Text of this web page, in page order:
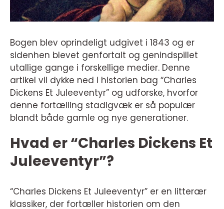
Bogen blev oprindeligt udgivet i 1843 og er
sidenhen blevet genfortalt og genindspillet
utallige gange i forskellige medier. Denne
artikel vil dykke ned i historien bag “Charles
Dickens Et Juleeventyr” og udforske, hvorfor
denne fortælling stadigvæk er så populær
blandt både gamle og nye generationer.
Hvad er “Charles Dickens Et
Juleeventyr”?
“Charles Dickens Et Juleeventyr” er en litterær
klassiker, der fortæller historien om den